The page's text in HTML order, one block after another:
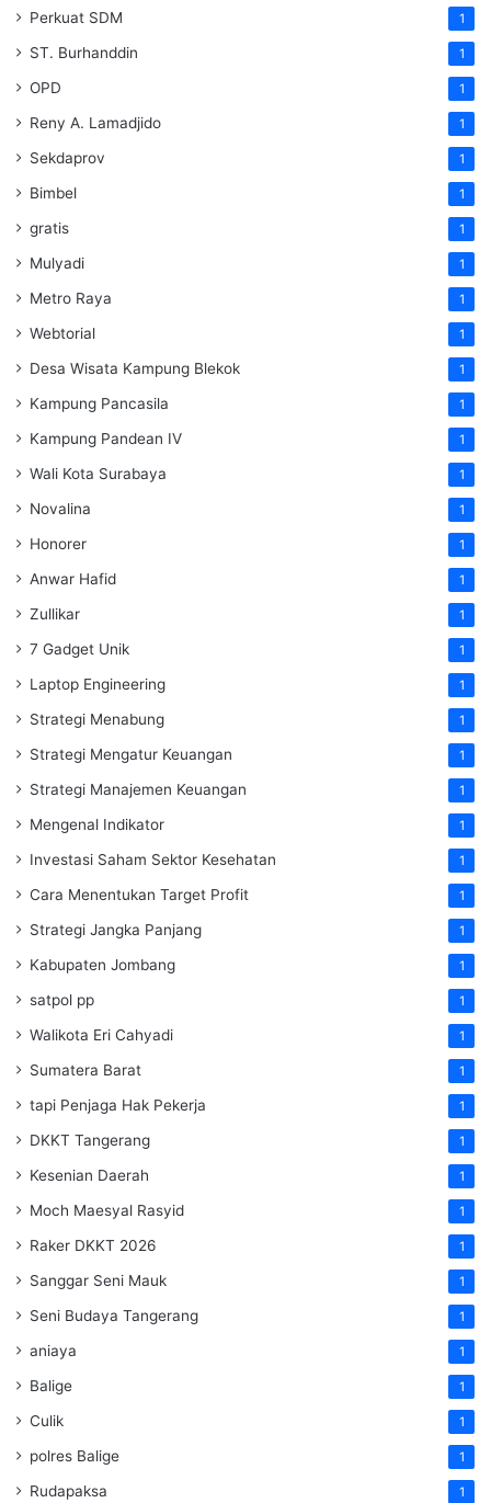
Perkuat SDM 1
ST. Burhanddin 1
OPD 1
Reny A. Lamadjido 1
Sekdaprov 1
Bimbel 1
gratis 1
Mulyadi 1
Metro Raya 1
Webtorial 1
Desa Wisata Kampung Blekok 1
Kampung Pancasila 1
Kampung Pandean IV 1
Wali Kota Surabaya 1
Novalina 1
Honorer 1
Anwar Hafid 1
Zullikar 1
7 Gadget Unik 1
Laptop Engineering 1
Strategi Menabung 1
Strategi Mengatur Keuangan 1
Strategi Manajemen Keuangan 1
Mengenal Indikator 1
Investasi Saham Sektor Kesehatan 1
Cara Menentukan Target Profit 1
Strategi Jangka Panjang 1
Kabupaten Jombang 1
satpol pp 1
Walikota Eri Cahyadi 1
Sumatera Barat 1
tapi Penjaga Hak Pekerja 1
DKKT Tangerang 1
Kesenian Daerah 1
Moch Maesyal Rasyid 1
Raker DKKT 2026 1
Sanggar Seni Mauk 1
Seni Budaya Tangerang 1
aniaya 1
Balige 1
Culik 1
polres Balige 1
Rudapaksa 1